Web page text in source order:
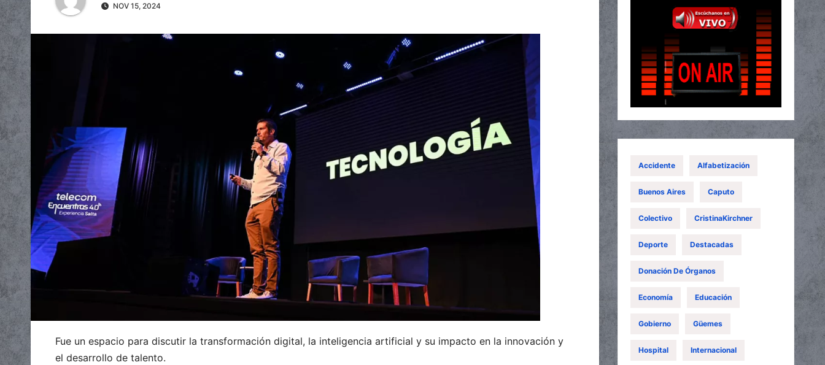
NOV 15, 2024
Fue un espacio para discutir la transformación digital, la inteligencia artificial y su impacto en la innovación y
el desarrollo de talento.
Accidente Alfabetización
Buenos Aires Caputo
Colectivo CristinaKirchner
Deporte Destacadas
Donación De Órganos
Economía Educación
Gobierno Güemes
Hospital Internacional